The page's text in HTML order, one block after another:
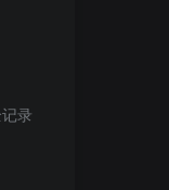
录